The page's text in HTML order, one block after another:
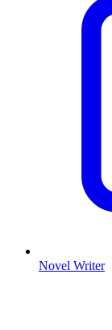
Novel Writer